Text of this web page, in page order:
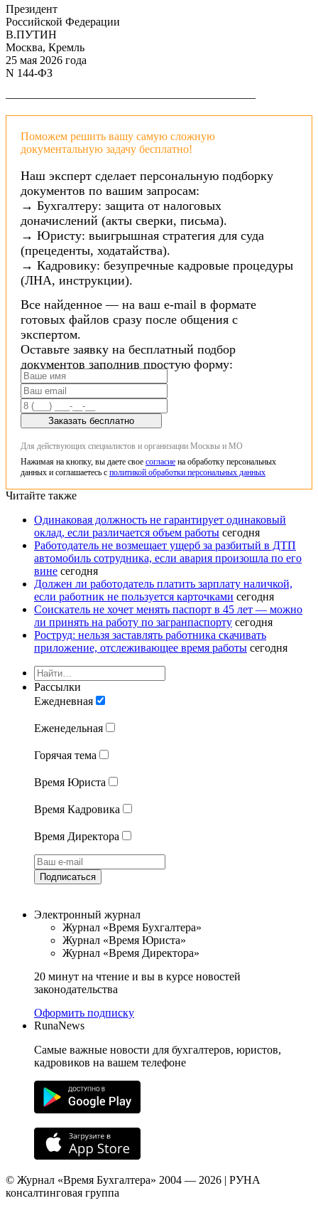
Президент
Российской Федерации
В.ПУТИН
Москва, Кремль
25 мая 2026 года
N 144-ФЗ
——————————————————————
Поможем решить вашу самую сложную
документальную задачу бесплатно!
Наш эксперт сделает персональную подборку
документов по вашим запросам:
→ Бухгалтеру: защита от налоговых
доначислений (акты сверки, письма).
→ Юристу: выигрышная стратегия для суда
(прецеденты, ходатайства).
→ Кадровику: безупречные кадровые процедуры
(ЛНА, инструкции).
Все найденное — на ваш e-mail в формате
готовых файлов сразу после общения с
экспертом.
Оставьте заявку на бесплатный подбор
документов заполнив простую форму:
Заказать бесплатно
Для действующих специалистов и организации Москвы и МО
Нажимая на кнопку, вы даете свое согласие на обработку персональных
данных и соглашаетесь с политикой обработки персональных данных
Читайте также
Одинаковая должность не гарантирует одинаковый
оклад, если различается объем работы сегодня
Работодатель не возмещает ущерб за разбитый в ДТП
автомобиль сотрудника, если авария произошла по его
вине сегодня
Должен ли работодатель платить зарплату наличкой,
если работник не пользуется карточками сегодня
Соискатель не хочет менять паспорт в 45 лет — можно
ли принять на работу по загранпаспорту сегодня
Роструд: нельзя заставлять работника скачивать
приложение, отслеживающее время работы сегодня
Рассылки
Ежедневная
Еженедельная
Горячая тема
Время Юриста
Время Кадровика
Время Директора
Подписаться
Электронный журнал
Журнал «Время Бухгалтера»
Журнал «Время Юриста»
Журнал «Время Директора»
20 минут на чтение и вы в курсе новостей
законодательства
Оформить подписку
RunaNews
Самые важные новости для бухгалтеров, юристов,
кадровиков на вашем телефоне
© Журнал «Время Бухгалтера» 2004 — 2026 | РУНА
консалтинговая группа